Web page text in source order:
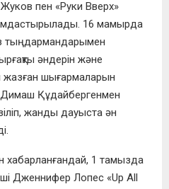
пен «Руки Вверх»
16 мамырда
тыңдармандарымен
әндерін және
жазған шығармаларын
Құдайбергенмен
жанды дауыста ән
хабарланғандай, 1 тамызда
Дженнифер Лопес «Up All